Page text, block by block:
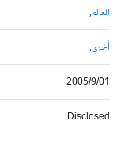
العالم,
أخرى,
2005/9/01
Disclosed